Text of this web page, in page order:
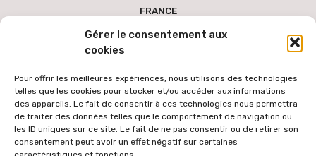
Gérer le consentement aux
cookies
Pour offrir les meilleures expériences, nous utilisons des technologies
telles que les cookies pour stocker et/ou accéder aux informations
des appareils. Le fait de consentir à ces technologies nous permettra
de traiter des données telles que le comportement de navigation ou
les ID uniques sur ce site. Le fait de ne pas consentir ou de retirer son
consentement peut avoir un effet négatif sur certaines
FRANCE